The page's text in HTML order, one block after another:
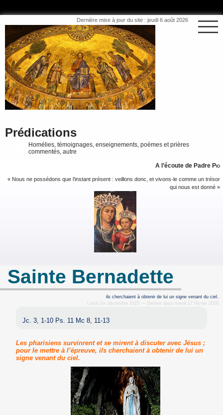
Dernière mise à jour du site : jeudi 6 août 2026
Prédications
Homélies, témoignages, enseignements, poèmes et prières
commentés, autre
A l’écoute de Padre Pio
« Nous ne possédons que l’instant présent : veillons donc, et vivons-le comme un trésor
qui nous est donné »
Sainte Bernadette
ils cherchaient à obtenir de lui un signe venant du ciel.
Lundi 1er décembre 2025 — Dernier ajout mardi 17 février 2026
Jc. 3, 1-10 Ps. 11 Mc 8, 11-13
Les pharisiens survinrent et se mirent à discuter avec Jésus ;
pour le mettre à l’épreuve, ils cherchaient à obtenir de lui un
signe venant du ciel.